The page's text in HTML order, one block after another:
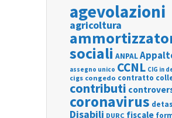
agevolazioni
agricoltura
sociali ANPAL
assegno unico CCNL CIG in
cigs congedo contratto
contributi
coronavirus
Disabili DURC fiscale